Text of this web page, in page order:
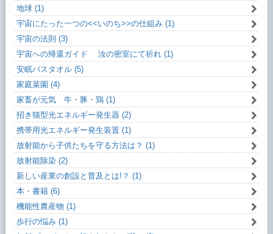
地球 (1)
宇宙にたった一つの<<いのち>>の仕組み (1)
宇宙の法則 (3)
宇宙への帰還ガイド 汝の密室にて祈れ (1)
安眠バスタオル (5)
家庭菜園 (4)
家畜が元気 牛・豚・鶏 (1)
招き猫型光エネルギー発生器 (2)
携帯用光エネルギー発生装置 (1)
放射能から子供たちを守る方法は？ (1)
放射能除染 (2)
新しい産業の創設と普及とは!？ (1)
本・書籍 (6)
機能性農産物 (1)
歩行の悩み (1)